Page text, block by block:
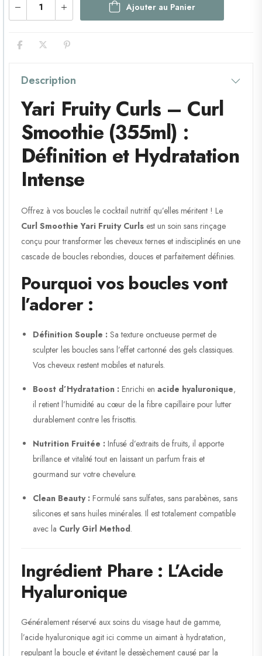
Ajouter au Panier
Description
Yari Fruity Curls – Curl
Smoothie (355ml) :
Définition et Hydratation
Intense
Offrez à vos boucles le cocktail nutritif qu’elles méritent ! Le
Curl Smoothie Yari Fruity Curls est un soin sans rinçage
conçu pour transformer les cheveux ternes et indisciplinés en une
cascade de boucles rebondies, douces et parfaitement définies.
Pourquoi vos boucles vont
l’adorer :
Définition Souple : Sa texture onctueuse permet de
sculpter les boucles sans l’effet cartonné des gels classiques.
Vos cheveux restent mobiles et naturels.
Boost d’Hydratation : Enrichi en acide hyaluronique,
il retient l’humidité au cœur de la fibre capillaire pour lutter
durablement contre les frisottis.
Nutrition Fruitée : Infusé d’extraits de fruits, il apporte
brillance et vitalité tout en laissant un parfum frais et
gourmand sur votre chevelure.
Clean Beauty : Formulé sans sulfates, sans parabènes, sans
silicones et sans huiles minérales. Il est totalement compatible
avec la Curly Girl Method.
Ingrédient Phare : L’Acide
Hyaluronique
Généralement réservé aux soins du visage haut de gamme,
l’acide hyaluronique agit ici comme un aimant à hydratation,
repulpant la boucle et évitant le dessèchement causé par la